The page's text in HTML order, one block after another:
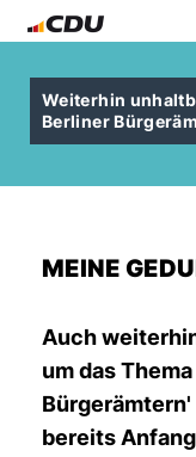
Weiterhin
Berliner
MEINE
Auch
um das
bereits